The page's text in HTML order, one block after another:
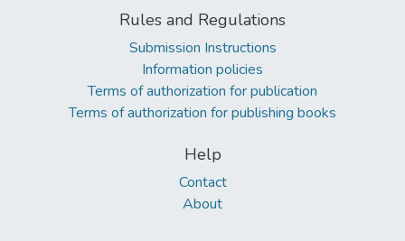
Rules and Regulations
Submission Instructions
Information policies
Terms of authorization for publication
Terms of authorization for publishing books
Help
Contact
About